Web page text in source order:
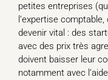
petites entreprises
l’expertise
devenir vital : des
avec des prix très
doivent baisser leur
notamment avec